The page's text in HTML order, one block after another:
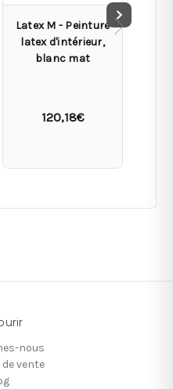
Latex M - Peinture
latex d'intérieur,
blanc mat
120,18€
nous
vente